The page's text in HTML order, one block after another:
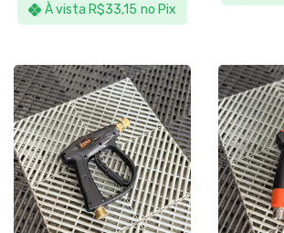
À vista R$33,15 no Pix